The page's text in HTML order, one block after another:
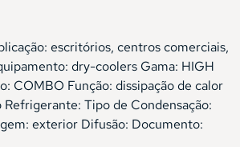
escritórios, centros comerciais,
dry-coolers Gama: HIGH
COMBO Função: dissipação de calor
Tipo de Condensação:
exterior Difusão: Documento: